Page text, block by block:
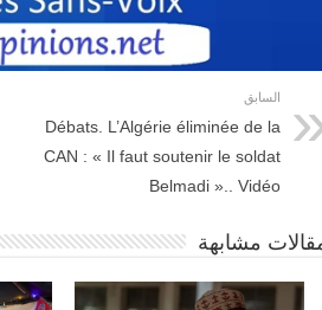
السابق
Débats. L’Algérie éliminée de la
CAN : « Il faut soutenir le soldat
Belmadi ».. Vidéo
مشابهة